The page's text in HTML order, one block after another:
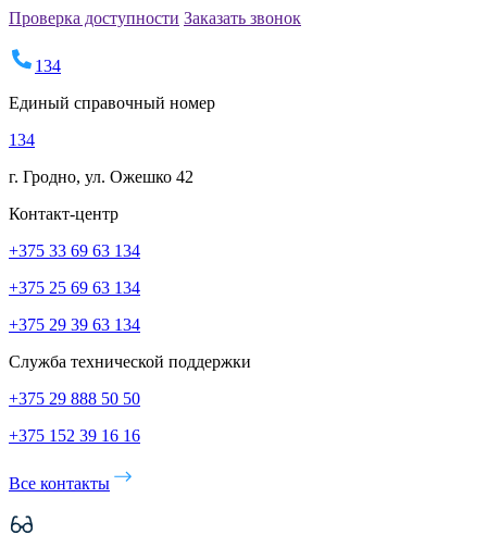
Проверка доступности Заказать звонок
134
Единый справочный номер
134
г. Гродно, ул. Ожешко 42
Контакт-центр
+375 33 69 63 134
+375 25 69 63 134
+375 29 39 63 134
Служба технической поддержки
+375 29 888 50 50
+375 152 39 16 16
Все контакты